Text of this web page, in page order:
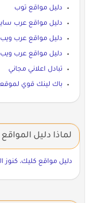
دليل مواقع توب
دليل مواقع عرب
دليل مواقع عرب
دليل مواقع عرب
تبادل اعلاني مجاني
باك لينك قوي
لماذا دليل المواقع
دليل مواقع كليك، كنوز